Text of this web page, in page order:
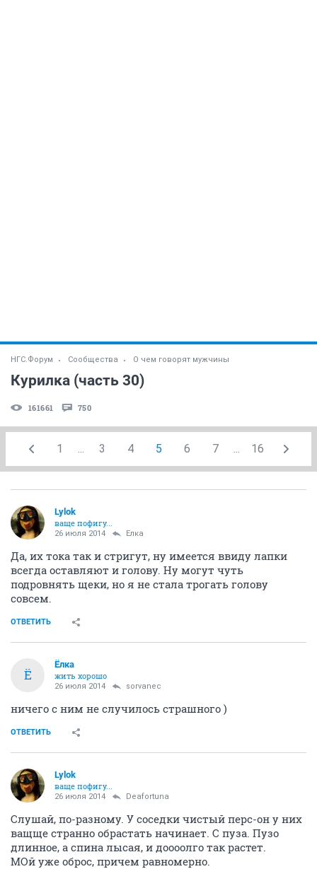
НГС.Форум Сообщества О чем говорят мужчины
Курилка (часть 30)
161661 750
1 3 4 5 6 7 16
Lylok
ваще пофигу...
26 июля 2014 Ёлка
Да, их тока так и стригут, ну имеется ввиду лапки
всегда оставляют и голову. Ну могут чуть
подровнять щеки, но я не стала трогать голову
совсем.
ОТВЕТИТЬ
Ё
Ёлка
жить хорошо
26 июля 2014 sorvanec
ничего с ним не случилось страшного )
ОТВЕТИТЬ
Lylok
ваще пофигу...
26 июля 2014 Deafortuna
Слушай, по-разному. У соседки чистый перс-он у них
ващще странно обрастать начинает. С пуза. Пузо
длинное, а спина лысая, и доооолго так растет.
МОй уже оброс, причем равномерно.